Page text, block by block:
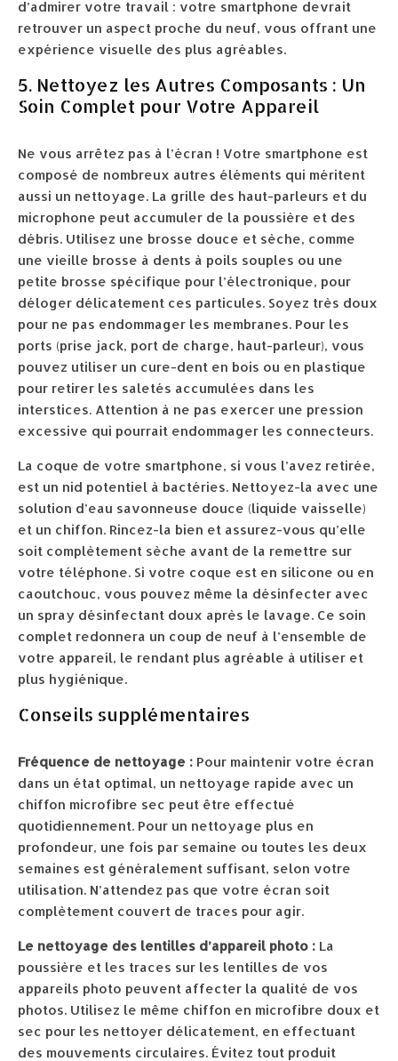
d’admirer votre travail : votre smartphone devrait
retrouver un aspect proche du neuf, vous offrant une
expérience visuelle des plus agréables.
5. Nettoyez les Autres Composants : Un
Soin Complet pour Votre Appareil
Ne vous arrêtez pas à l’écran ! Votre smartphone est
composé de nombreux autres éléments qui méritent
aussi un nettoyage. La grille des haut-parleurs et du
microphone peut accumuler de la poussière et des
débris. Utilisez une brosse douce et sèche, comme
une vieille brosse à dents à poils souples ou une
petite brosse spécifique pour l’électronique, pour
déloger délicatement ces particules. Soyez très doux
pour ne pas endommager les membranes. Pour les
ports (prise jack, port de charge, haut-parleur), vous
pouvez utiliser un cure-dent en bois ou en plastique
pour retirer les saletés accumulées dans les
interstices. Attention à ne pas exercer une pression
excessive qui pourrait endommager les connecteurs.
La coque de votre smartphone, si vous l’avez retirée,
est un nid potentiel à bactéries. Nettoyez-la avec une
solution d’eau savonneuse douce (liquide vaisselle)
et un chiffon. Rincez-la bien et assurez-vous qu’elle
soit complètement sèche avant de la remettre sur
votre téléphone. Si votre coque est en silicone ou en
caoutchouc, vous pouvez même la désinfecter avec
un spray désinfectant doux après le lavage. Ce soin
complet redonnera un coup de neuf à l’ensemble de
votre appareil, le rendant plus agréable à utiliser et
plus hygiénique.
Conseils supplémentaires
Fréquence de nettoyage : Pour maintenir votre écran
dans un état optimal, un nettoyage rapide avec un
chiffon microfibre sec peut être effectué
quotidiennement. Pour un nettoyage plus en
profondeur, une fois par semaine ou toutes les deux
semaines est généralement suffisant, selon votre
utilisation. N’attendez pas que votre écran soit
complètement couvert de traces pour agir.
Le nettoyage des lentilles d’appareil photo : La
poussière et les traces sur les lentilles de vos
appareils photo peuvent affecter la qualité de vos
photos. Utilisez le même chiffon en microfibre doux et
sec pour les nettoyer délicatement, en effectuant
des mouvements circulaires. Évitez tout produit